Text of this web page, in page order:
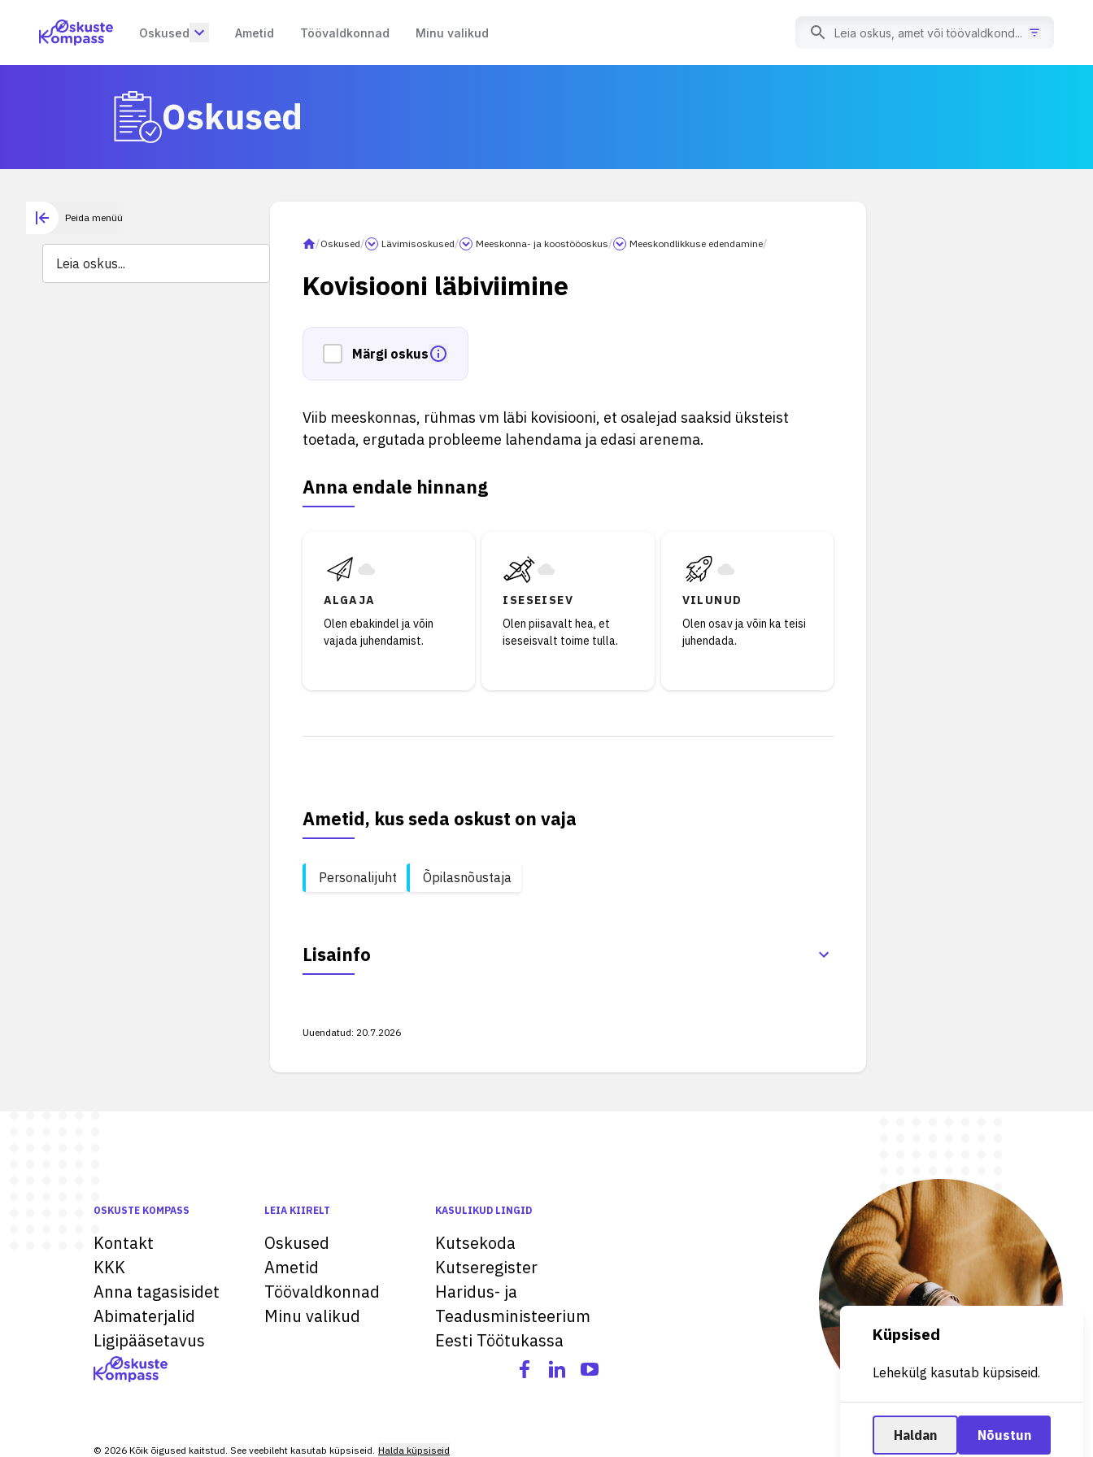
Oskused Ametid Töövaldkonnad Minu valikud
Oskused
Peida menüü
/Oskused/ Lävimisoskused/ Meeskonna- ja koostööoskus/ Meeskondlikkuse edendamine/
Kovisiooni läbiviimine
Märgi oskus
Viib meeskonnas, rühmas vm läbi kovisiooni, et osalejad saaksid üksteist
toetada, ergutada probleeme lahendama ja edasi arenema.
Anna endale hinnang
ALGAJA
Olen ebakindel ja võin
vajada juhendamist.
ISESEISEV
Olen piisavalt hea, et
iseseisvalt toime tulla.
VILUNUD
Olen osav ja võin ka teisi
juhendada.
Ametid, kus seda oskust on vaja
Personalijuht Õpilasnõustaja
Lisainfo
Uuendatud: 20.7.2026
OSKUSTE KOMPASS
Kontakt
KKK
Anna tagasisidet
Abimaterjalid
Ligipääsetavus
LEIA KIIRELT
Oskused
Ametid
Töövaldkonnad
Minu valikud
KASULIKUD LINGID
Kutsekoda
Kutseregister
Haridus- ja
Teadusministeerium
Eesti Töötukassa
© 2026 Kõik õigused kaitstud. See veebileht kasutab küpsiseid. Halda küpsiseid
Küpsised
Lehekülg kasutab küpsiseid.
Haldan Nõustun